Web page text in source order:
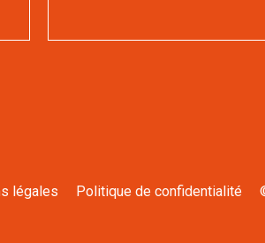
légales Politique de confidentialité